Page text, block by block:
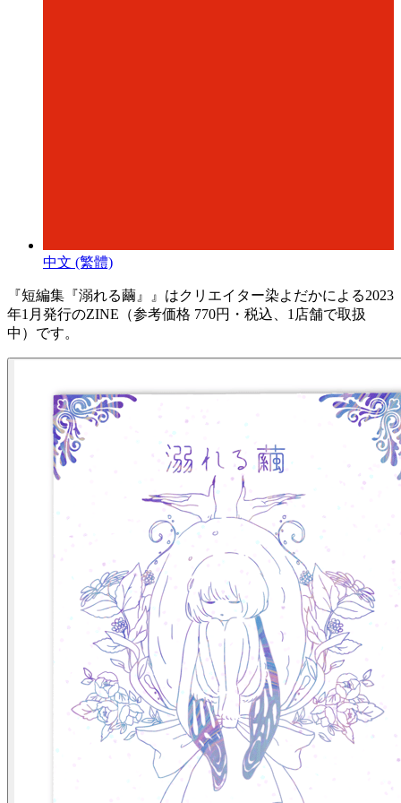
中文 (繁體)
『短編集『溺れる繭』』はクリエイター染よだかによる2023
年1月発行のZINE（参考価格 770円・税込、1店舗で取扱
中）です。